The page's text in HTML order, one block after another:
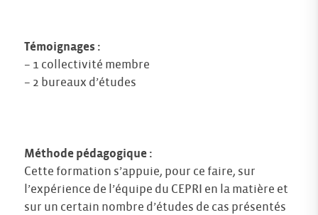
Témoignages :
– 1 collectivité membre
– 2 bureaux d’études
Méthode pédagogique :
Cette formation s’appuie, pour ce faire, sur
l’expérience de l’équipe du CEPRI en la matière et
sur un certain nombre d’études de cas présentés